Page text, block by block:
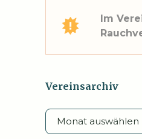
Im
Vereinsarchiv